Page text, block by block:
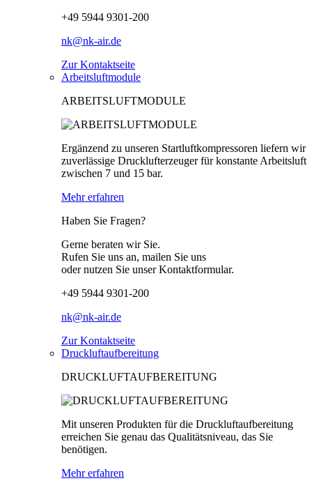
+49 5944 9301-200
nk@nk-air.de
Zur Kontaktseite
Arbeitsluftmodule
ARBEITSLUFTMODULE
Ergänzend zu unseren Startluftkompressoren liefern wir
zuverlässige Drucklufterzeuger für konstante Arbeitsluft
zwischen 7 und 15 bar.
Mehr erfahren
Haben Sie Fragen?
Gerne beraten wir Sie.
Rufen Sie uns an, mailen Sie uns
oder nutzen Sie unser Kontaktformular.
+49 5944 9301-200
nk@nk-air.de
Zur Kontaktseite
Druckluftaufbereitung
DRUCKLUFTAUFBEREITUNG
Mit unseren Produkten für die Druckluftaufbereitung
erreichen Sie genau das Qualitätsniveau, das Sie
benötigen.
Mehr erfahren